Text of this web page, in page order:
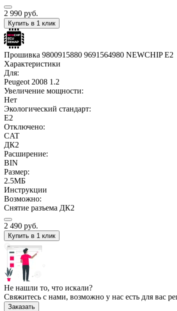
2 990 руб.
Купить в 1 клик
Прошивка 9800915880 9691564980 NEWCHIP E2
Характеристики
Для:
Peugeot 2008 1.2
Увеличение мощности:
Нет
Экологический стандарт:
E2
Отключено:
CAT
ДК2
Расширение:
BIN
Размер:
2.5МБ
Инструкции
Возможно:
Снятие разъема ДК2
2 490 руб.
Купить в 1 клик
Не нашли то, что искали?
Свяжитесь с нами, возможно у нас есть для вас
Заказать